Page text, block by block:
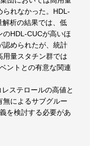
られなかった。HDL-
析の結果では、低
のHDL-CUCが高いほ
認められたが、統計
用量スタチン群では
ントとの有意な関連
ステロールの高値と
無によるサブグルー
を検討する必要があ